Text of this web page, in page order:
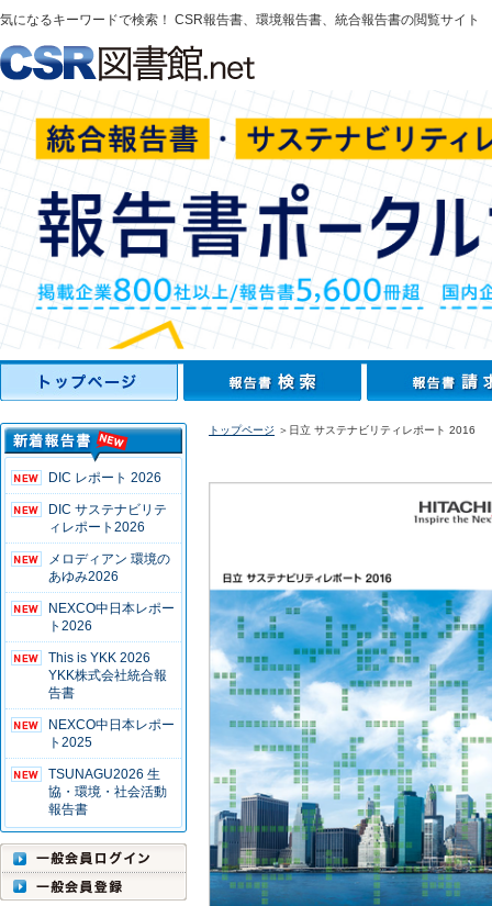
気になるキーワードで検索！ CSR報告書、環境報告書、統合報告書の閲覧サイト
DIC レポート 2026
DIC サステナビリテ
ィレポート2026
メロディアン 環境の
あゆみ2026
NEXCO中日本レポー
ト2026
This is YKK 2026
YKK株式会社統合報
告書
NEXCO中日本レポー
ト2025
TSUNAGU2026 生
協・環境・社会活動
報告書
トップページ ＞日立 サステナビリティレポート 2016